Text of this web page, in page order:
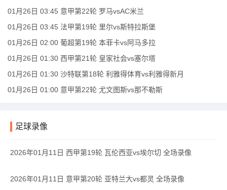
01月26日 03:45 意甲第22轮 罗马vsAC米兰
01月26日 03:45 法甲第19轮 里尔vs斯特拉斯堡
01月26日 02:00 葡超第19轮 本菲卡vs阿马多拉
01月26日 01:30 西甲第21轮 皇家社会vs塞尔塔
01月26日 01:30 沙特联第18轮 利雅得体育vs利雅得新月
01月26日 01:00 意甲第22轮 尤文图斯vs那不勒斯
足球录像
2026年01月11日 西甲第19轮 瓦伦西亚vs埃尔切 全场录像
2026年01月11日 意甲第20轮 亚特兰大vs都灵 全场录像